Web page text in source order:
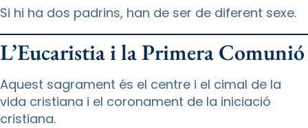
Si hi ha dos padrins, han de ser de diferent sexe.
L’Eucaristia i la Primera Comunió
Aquest sagrament és el centre i el cimal de la
vida cristiana i el coronament de la iniciació
cristiana.